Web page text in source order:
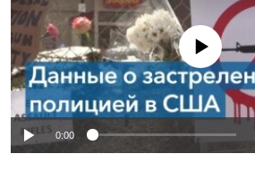
No media source
0:00